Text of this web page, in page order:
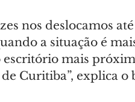
nos deslocamos
a situação é
escritório mais
Curitiba”, explica o